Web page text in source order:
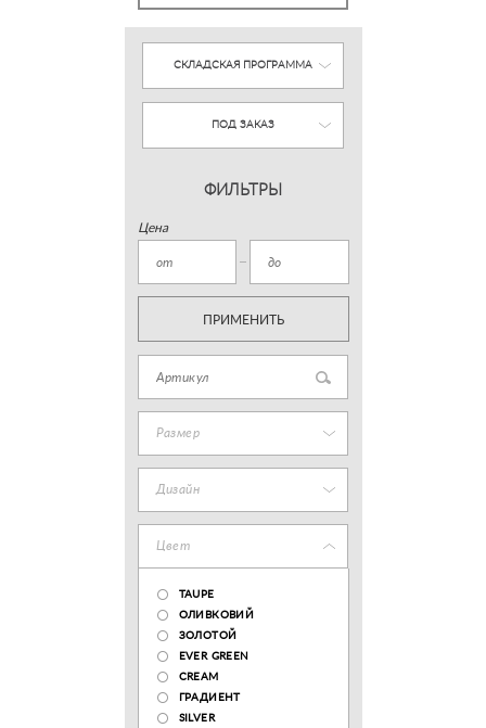
СКЛАДСКАЯ ПРОГРАММА
ПОД ЗАКАЗ
ФИЛЬТРЫ
Цена
ПРИМЕНИТЬ
Размер
Дизайн
Цвет
TAUPE
ОЛИВКОВИЙ
ЗОЛОТОЙ
EVER GREEN
CREAM
ГРАДИЕНТ
SILVER